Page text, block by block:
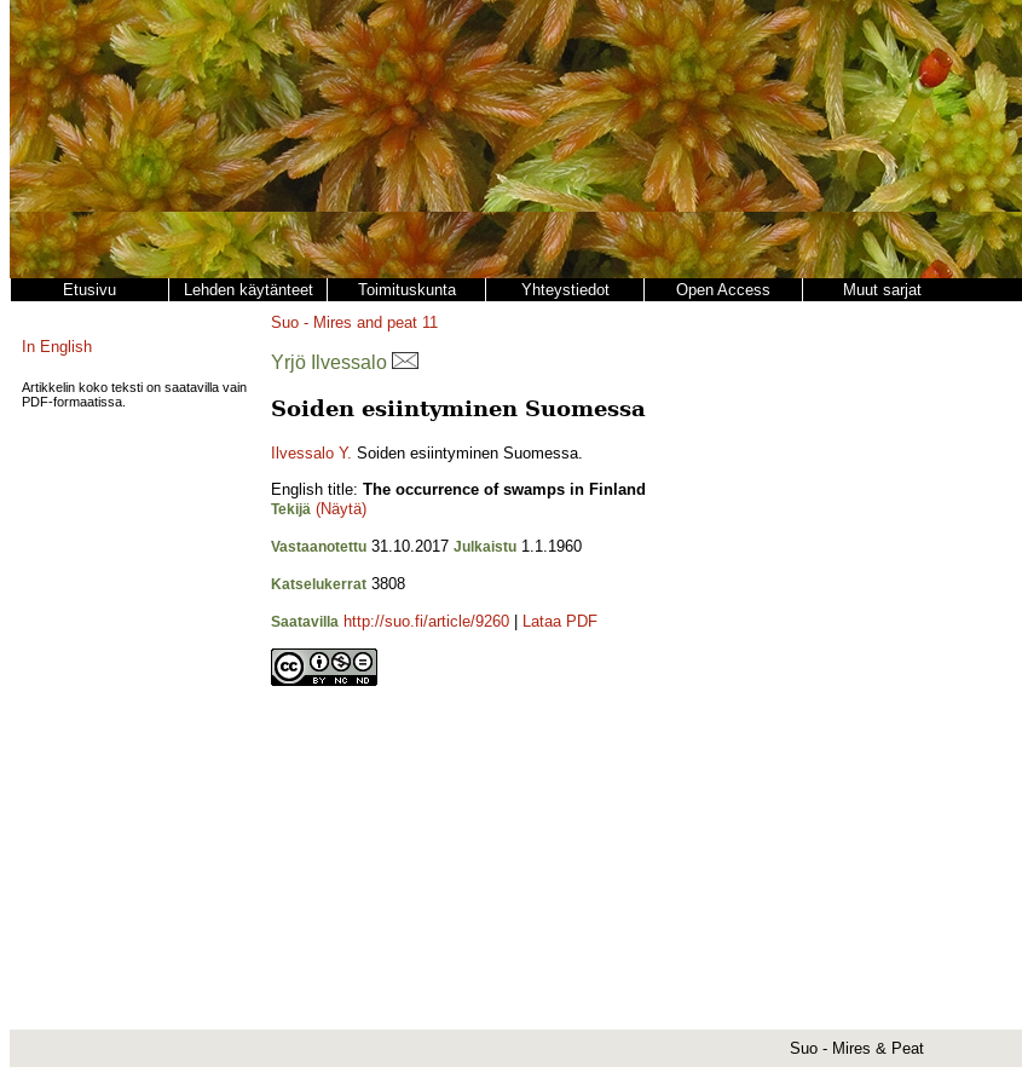
Etusivu Lehden käytänteet Toimituskunta Yhteystiedot Open Access Muut sarjat
In English
Artikkelin koko teksti on saatavilla vain
PDF-formaatissa.
Suo - Mires and peat 11
Yrjö Ilvessalo
Soiden esiintyminen Suomessa
Ilvessalo Y. Soiden esiintyminen Suomessa.
English title: The occurrence of swamps in Finland
Tekijä (Näytä)
Vastaanotettu 31.10.2017 Julkaistu 1.1.1960
Katselukerrat 3808
Saatavilla http://suo.fi/article/9260 Lataa PDF
Suo - Mires & Peat